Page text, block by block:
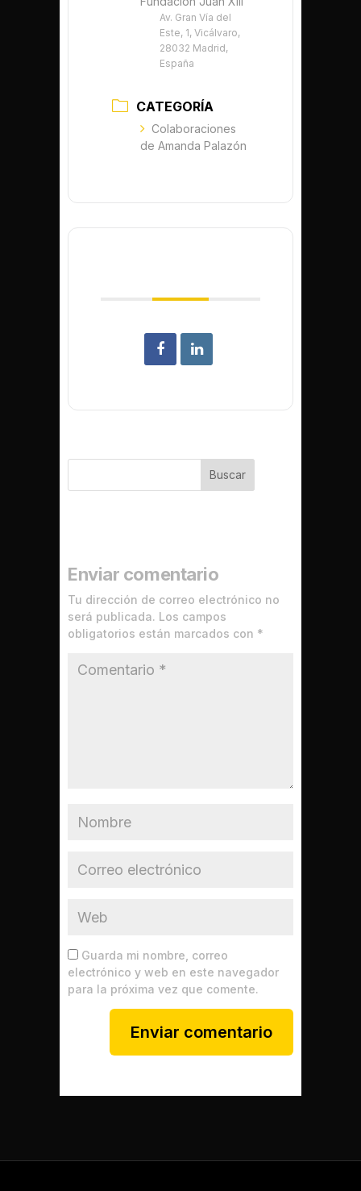
Av. Gran Vía del
Este, 1, Vicálvaro,
28032 Madrid,
España
CATEGORÍA
Colaboraciones
de Amanda Palazón
Buscar
Enviar comentario
Tu dirección de correo electrónico no
será publicada. Los campos
obligatorios están marcados con *
Guarda mi nombre, correo
electrónico y web en este navegador
para la próxima vez que comente.